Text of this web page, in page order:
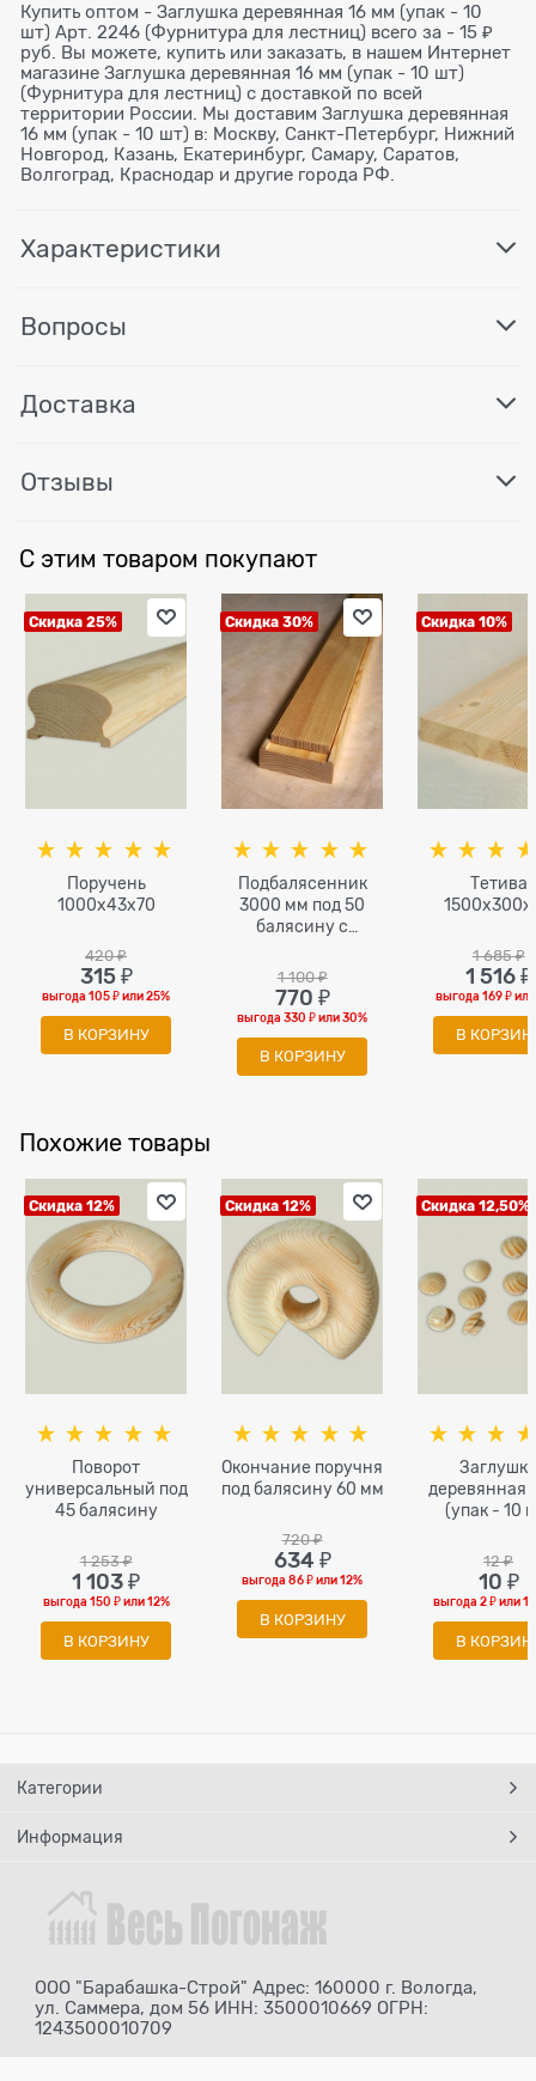
Купить оптом - Заглушка деревянная 16 мм (упак - 10
шт) Арт. 2246 (Фурнитура для лестниц) всего за - 15 ₽
руб. Вы можете, купить или заказать, в нашем Интернет
магазине Заглушка деревянная 16 мм (упак - 10 шт)
(Фурнитура для лестниц) с доставкой по всей
территории России. Мы доставим Заглушка деревянная
16 мм (упак - 10 шт) в: Москву, Санкт-Петербург, Нижний
Новгород, Казань, Екатеринбург, Самару, Саратов,
Волгоград, Краснодар и другие города РФ.
Характеристики
Вопросы
Доставка
Отзывы
С этим товаром покупают
Скидка 25%
Поручень
1000х43х70
420 ₽
315 ₽
выгода105 ₽или25%
В КОРЗИНУ
Скидка 30%
Подбалясенник
3000 мм под 50
балясину с
1 100 ₽
770 ₽
выгода330 ₽или30%
В КОРЗИНУ
Скидка 10%
Тетива
1 685 ₽
1 516 ₽
выгода 169 ₽
В
Похожие товары
Скидка 12%
Поворот
универсальный под
45 балясину
1 253 ₽
1 103 ₽
выгода 150 ₽или12%
В КОРЗИНУ
Скидка 12%
Окончание поручня
под балясину 60 мм
720 ₽
634 ₽
выгода86 ₽или12%
В КОРЗИНУ
Скидка 12,50%
деревянная
(упак - 10
12 ₽
10 ₽
выгода 2 ₽или
В
Категории
Информация
ООО "Барабашка-Строй" Адрес: 160000 г. Вологда,
ул. Саммера, дом 56 ИНН: 3500010669 ОГРН:
1243500010709